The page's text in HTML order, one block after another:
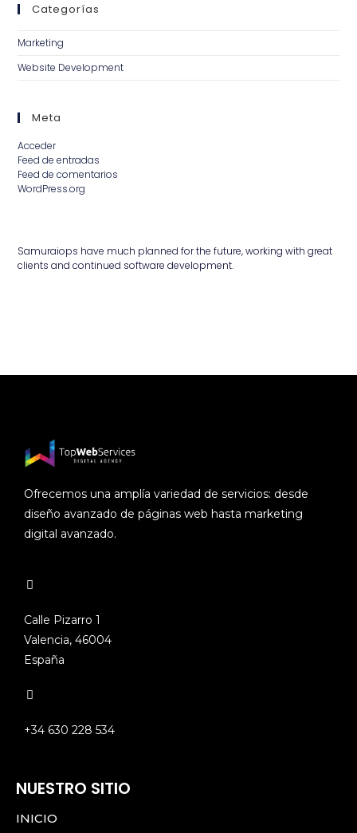
Categorías
Marketing
Website Development
Meta
Acceder
Feed de entradas
Feed de comentarios
WordPress.org
Samuraiops have much planned for the future, working with great
clients and continued software development.
Ofrecemos una amplía variedad de servicios: desde
diseño avanzado de páginas web hasta marketing
digital avanzado.
Calle Pizarro 1
Valencia, 46004
España
+34 630 228 534
NUESTRO SITIO
INICIO